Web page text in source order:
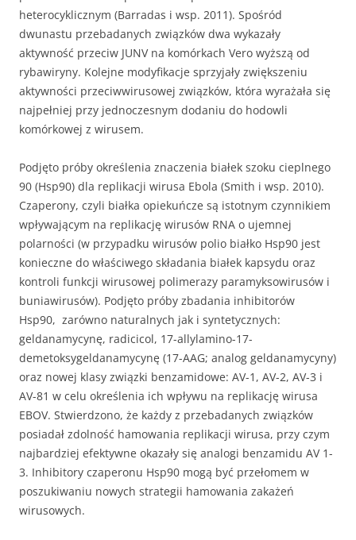
heterocyklicznym (Barradas i wsp. 2011). Spośród
dwunastu przebadanych związków dwa wykazały
aktywność przeciw JUNV na komórkach Vero wyższą od
rybawiryny. Kolejne modyfikacje sprzyjały zwiększeniu
aktywności przeciwwirusowej związków, która wyrażała się
najpełniej przy jednoczesnym dodaniu do hodowli
komórkowej z wirusem.
Podjęto próby określenia znaczenia białek szoku cieplnego
90 (Hsp90) dla replikacji wirusa Ebola (Smith i wsp. 2010).
Czaperony, czyli białka opiekuńcze są istotnym czynnikiem
wpływającym na replikację wirusów RNA o ujemnej
polarności (w przypadku wirusów polio białko Hsp90 jest
konieczne do właściwego składania białek kapsydu oraz
kontroli funkcji wirusowej polimerazy paramyksowirusów i
buniawirusów). Podjęto próby zbadania inhibitorów
Hsp90, zarówno naturalnych jak i syntetycznych:
geldanamycynę, radicicol, 17-allylamino-17-
demetoksygeldanamycynę (17-AAG; analog geldanamycyny)
oraz nowej klasy związki benzamidowe: AV-1, AV-2, AV-3 i
AV-81 w celu określenia ich wpływu na replikację wirusa
EBOV. Stwierdzono, że każdy z przebadanych związków
posiadał zdolność hamowania replikacji wirusa, przy czym
najbardziej efektywne okazały się analogi benzamidu AV 1-
3. Inhibitory czaperonu Hsp90 mogą być przełomem w
poszukiwaniu nowych strategii hamowania zakażeń
wirusowych.